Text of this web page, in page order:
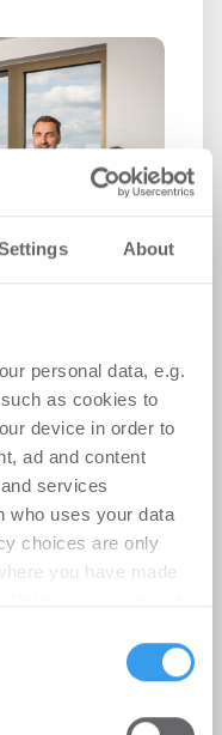
About
personal data, e.g.
as cookies to
device in order to
ad and content
services
who uses your data
choices are only
you have made
data is processed
in
Logistik